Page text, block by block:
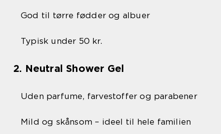
God til tørre fødder og albuer
Typisk under 50 kr.
2. Neutral Shower Gel
Uden parfume, farvestoffer og parabener
Mild og skånsom – ideel til hele familien